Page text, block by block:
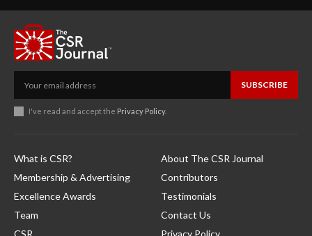
SUBSCRIBE
I've read and accept the Privacy Policy.
What is CSR?
Membership & Advertising
Excellence Awards
Team
CSR
About The CSR Journal
Contributors
Testimonials
Contact Us
Privacy Policy